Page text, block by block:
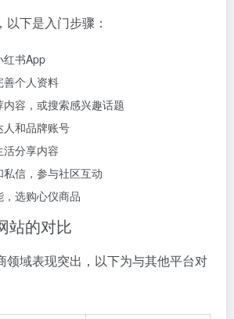
下是入门步骤：
红书App
善个人资料
容，或搜索感兴趣话题
人和品牌账号
分享内容
私信，参与社区互动
选购心仪商品
站的对比
领域表现突出，以下为与其他平台对